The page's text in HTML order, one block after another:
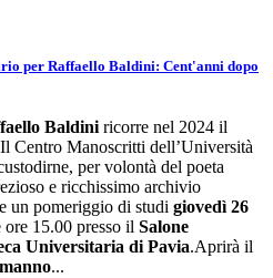
per Raffaello Baldini: Cent'anni dopo
Baldini ricorre nel 2024 il
Centro Manoscritti dell’Università
per volontà del poeta
e ricchissimo archivio
un pomeriggio di studi giovedì 26
ore 15.00 presso il Salone
Universitaria di Pavia.Aprirà il
...